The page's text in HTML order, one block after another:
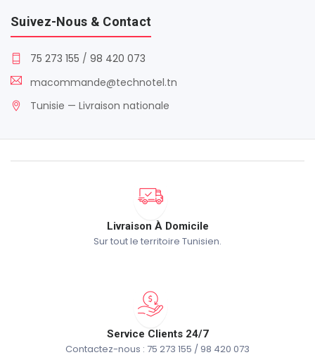
Suivez-Nous & Contact
75 273 155 / 98 420 073
macommande@technotel.tn
Tunisie — Livraison nationale
Livraison À Domicile
Sur tout le territoire Tunisien.
Service Clients 24/7
Contactez-nous : 75 273 155 / 98 420 073